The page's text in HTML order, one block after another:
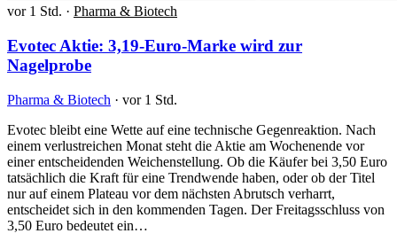
vor 1 Std. · Pharma & Biotech
Evotec Aktie: 3,19-Euro-Marke wird zur
Nagelprobe
Pharma & Biotech · vor 1 Std.
Evotec bleibt eine Wette auf eine technische Gegenreaktion. Nach
einem verlustreichen Monat steht die Aktie am Wochenende vor
einer entscheidenden Weichenstellung. Ob die Käufer bei 3,50 Euro
tatsächlich die Kraft für eine Trendwende haben, oder ob der Titel
nur auf einem Plateau vor dem nächsten Abrutsch verharrt,
entscheidet sich in den kommenden Tagen. Der Freitagsschluss von
3,50 Euro bedeutet ein…